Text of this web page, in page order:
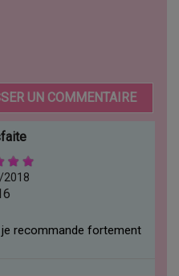
UN COMMENTAIRE
recommande fortement